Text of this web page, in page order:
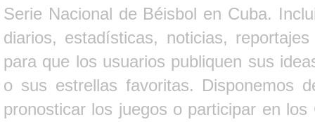
Serie Nacional de Béisbol en Cuba.
diarios, estadísticas, noticias,
para que los usuarios publiquen sus
o sus estrellas favoritas. Disponemos
pronosticar los juegos o participar en